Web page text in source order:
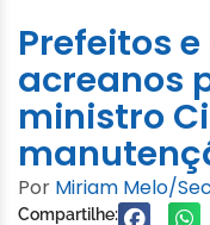
Prefeitos
acreanos
ministro
Por Miriam Melo/
Compartilhe: